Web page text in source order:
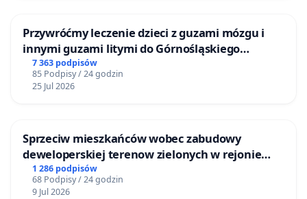
Przywróćmy leczenie dzieci z guzami mózgu i
innymi guzami litymi do Górnośląskiego
Centrum Zdrowia Dziecka w Katowicach
7 363 podpisów
85 Podpisy / 24 godzin
25 Jul 2026
Sprzeciw mieszkańców wobec zabudowy
deweloperskiej terenow zielonych w rejonie
Bulwarów Straceńskich w Bielsku-Białej
1 286 podpisów
68 Podpisy / 24 godzin
9 Jul 2026